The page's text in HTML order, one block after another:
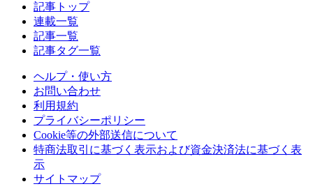
記事トップ
連載一覧
記事一覧
記事タグ一覧
ヘルプ・使い方
お問い合わせ
利用規約
プライバシーポリシー
Cookie等の外部送信について
特商法取引に基づく表示および資金決済法に基づく表
示
サイトマップ